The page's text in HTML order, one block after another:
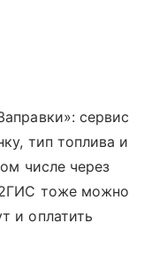
сервис
тип топлива и
числе через
тоже можно
и оплатить